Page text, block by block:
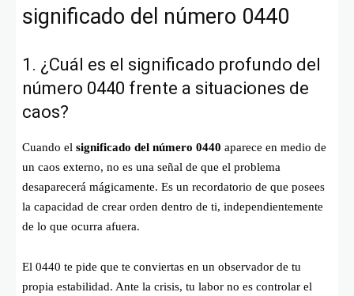
significado del número 0440
1. ¿Cuál es el significado profundo del
número 0440 frente a situaciones de
caos?
Cuando el significado del número 0440 aparece en medio de
un caos externo, no es una señal de que el problema
desaparecerá mágicamente. Es un recordatorio de que posees
la capacidad de crear orden dentro de ti, independientemente
de lo que ocurra afuera.
El 0440 te pide que te conviertas en un observador de tu
propia estabilidad. Ante la crisis, tu labor no es controlar el